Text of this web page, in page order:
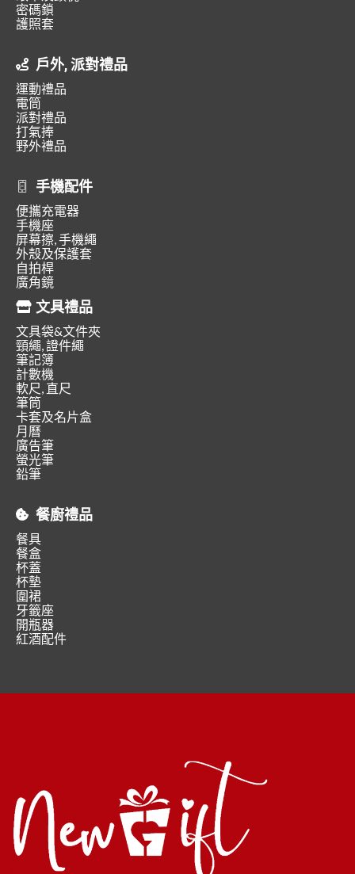
密碼鎖
護照套
戶外, 派對禮品
運動禮品
電筒
派對禮品
打氣捧
野外禮品
手機配件
便攜充電器
手機座
屏幕擦, 手機繩
外殼及保護套
自拍桿
廣角鏡
文具禮品
文具袋&文件夾
頸繩, 證件繩
筆記簿
計數機
軟尺, 直尺
筆筒
卡套及名片盒
月曆
廣告筆
螢光筆
鉛筆
餐廚禮品
餐具
餐盒
杯蓋
杯墊
圍裙
牙籤座
開瓶器
紅酒配件